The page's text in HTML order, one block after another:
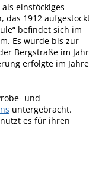
als einstöckiges
das 1912 aufgestockt
befindet sich im
Es wurde bis zur
Bergstraße im Jahr
erfolgte im Jahre
und
untergebracht.
nutzt es für ihren